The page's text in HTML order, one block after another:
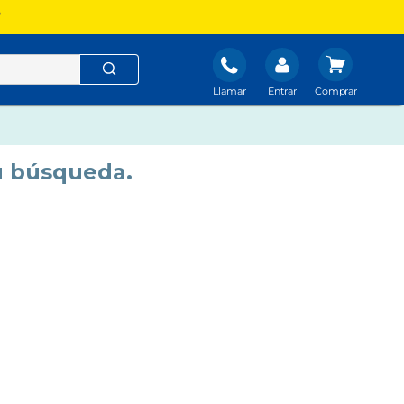
Llamar Entrar
búsqueda.